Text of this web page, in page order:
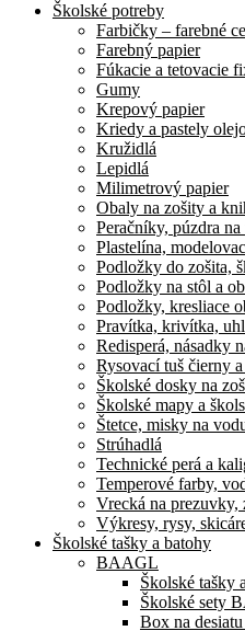
Školské potreby
Farbičky – farebné
Farebný papier
Fúkacie a tetovacie
Gumy
Krepový papier
Kriedy a pastely
Kružidlá
Lepidlá
Milimetrový papier
Obaly na zošity a
Peračníky, púzdra
Plastelína,
Podložky do zošita,
Podložky na stôl a
Podložky, kresliace
Pravítka, krivítka,
Redisperá, násadky
Rysovací tuš čierny
Školské dosky na
Školské mapy a
Štetce, misky na
Strúhadlá
Technické perá a
Temperové farby,
Vrecká na prezuvky,
Výkresy, rysy,
Školské tašky a batohy
BAAGL
Školské tašky
Školské sety
Box na